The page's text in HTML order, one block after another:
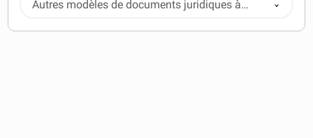
Autres modèles de documents juridiques à
télécharger